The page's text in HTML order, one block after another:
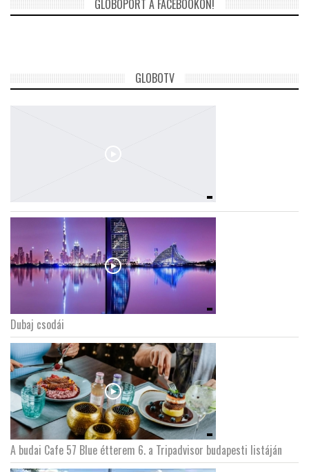
GLOBOPORT A FACEBOOKON!
GLOBOTV
Dubaj csodái
A budai Cafe 57 Blue étterem 6. a Tripadvisor budapesti listáján